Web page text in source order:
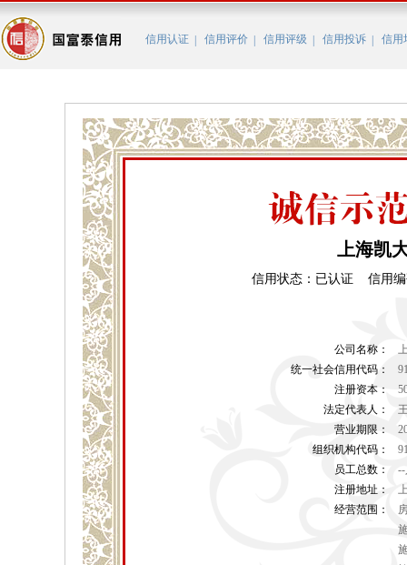
信用认证 信用评价 信用评级 信用投诉 信用
上海凯
信用状态：已认证 信用编
公司名称：
统一社会信用代码：
注册资本：
法定代表人：
营业期限：
组织机构代码：
员工总数：
注册地址：
经营范围：